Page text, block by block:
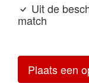
Uit de
match
Plaats een